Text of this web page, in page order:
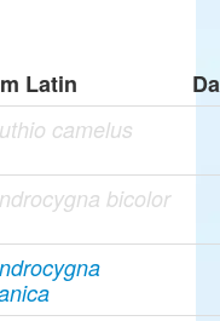
Latin
camelus
bicolor